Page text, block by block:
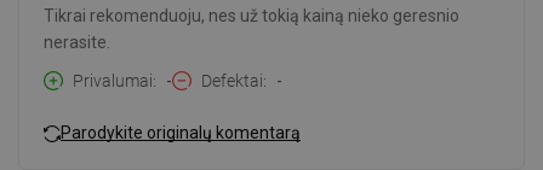
Tikrai rekomenduoju, nes už tokią kainą nieko geresnio
nerasite.
Privalumai
- Defektai -
Parodykite originalų komentarą